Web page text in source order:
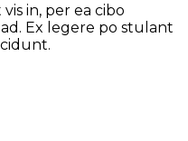
in, per ea cibo
Ex legere po stulant